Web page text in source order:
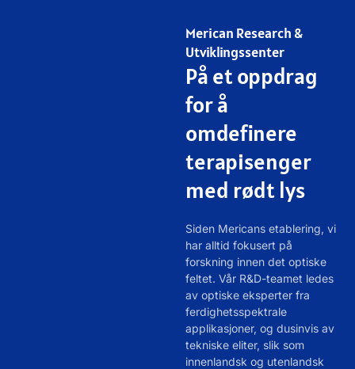
Merican Research &
Utviklingssenter
På et oppdrag
for å
omdefinere
terapisenger
med rødt lys
Siden Mericans etablering, vi
har alltid fokusert på
forskning innen det optiske
feltet. Vår R&D-teamet ledes
av optiske eksperter fra
ferdighetsspektrale
applikasjoner, og dusinvis av
tekniske eliter, slik som
innenlandsk og utenlandsk